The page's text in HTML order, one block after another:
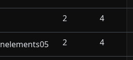
2 4
2 4